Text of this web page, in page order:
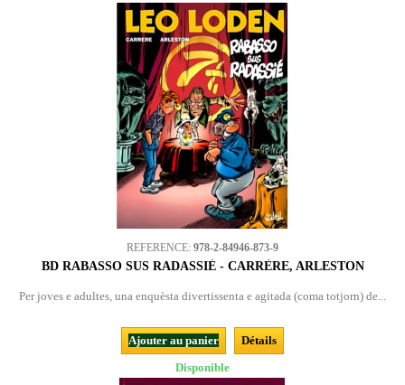
REFERENCE: 978-2-84946-873-9
BD RABASSO SUS RADASSIÉ - CARRÈRE, ARLESTON
Per joves e adultes, una enquèsta divertissenta e agitada (coma totjorn) de...
Ajouter au panier
Détails
Disponible